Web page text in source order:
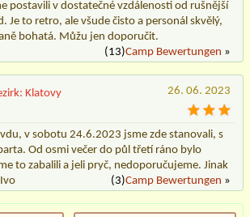
postavili v dostatečné vzdálenosti od rušnější
Je to retro, ale všude čisto a personál skvělý,
bohatá. Můžu jen doporučit.
(13)Camp Bewertungen »
Klatovy
26. 06. 2023
v sobotu 24.6.2023 jsme zde stanovali, s
Od osmi večer do půl třetí ráno bylo
to zabalili a jeli pryč, nedoporučujeme. Jinak
(3)Camp Bewertungen »